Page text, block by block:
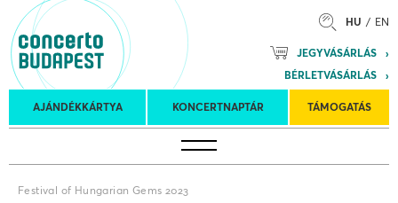
HU EN
JEGYVÁSÁRLÁS
BÉRLETVÁSÁRLÁS
AJÁNDÉKKÁRTYA KONCERTNAPTÁR TÁMOGATÁS
Koncertnaptár
turnék
Kulturális
Program
Felkéréses
koncertek
Festival of Hungarian Gems 2023